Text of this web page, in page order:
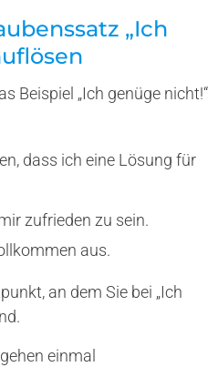
„Ich
Beispiel „Ich genüge nicht!“
dass ich eine Lösung für
zufrieden zu sein.
aus.
an dem Sie bei „Ich
einmal